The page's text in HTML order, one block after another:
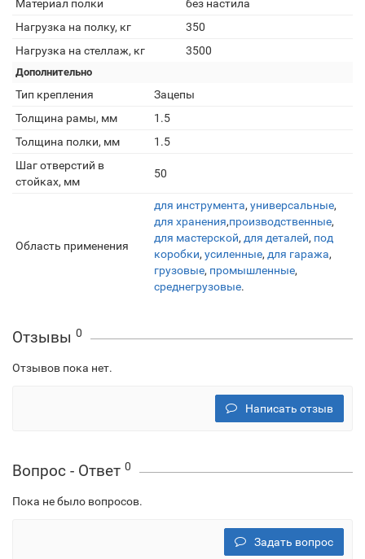
Материал полки
без настила
Нагрузка на полку, кг
350
Нагрузка на стеллаж, кг
3500
Дополнительно
Тип крепления
Зацепы
Толщина рамы, мм
1.5
Толщина полки, мм
1.5
Шаг отверстий в
стойках, мм
50
Область применения
для инструмента, универсальные,
для хранения,производственные,
для мастерской, для деталей, под
коробки, усиленные, для гаража,
грузовые, промышленные,
среднегрузовые.
Отзывы 0
Отзывов пока нет.
Написать отзыв
Вопрос - Ответ 0
Пока не было вопросов.
Задать вопрос